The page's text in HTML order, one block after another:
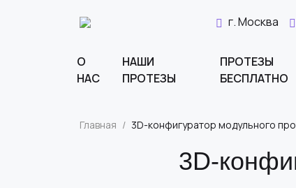
г. Москва
О
НАС
НАШИ
ПРОТЕЗЫ
ПРОТЕЗЫ
БЕСПЛАТНО
Главная / 3D-конфигуратор модульного
3D-